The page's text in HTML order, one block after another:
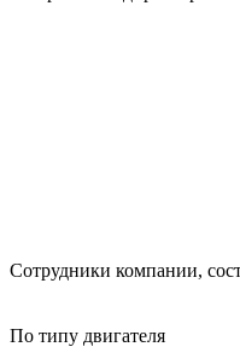
Сотрудники компании,
По типу двигателя